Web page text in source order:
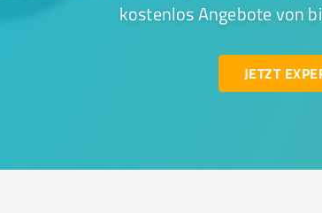
kostenlos Angebote von
JETZT